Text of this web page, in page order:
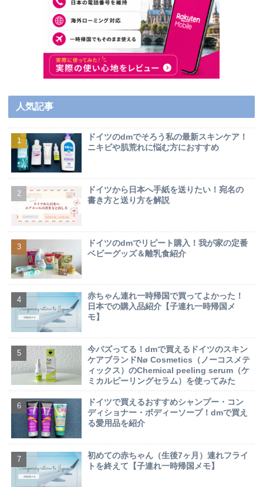
人気記事
ドイツのdmでそろう私の最新スキンケア！
ニキビや肌荒れに悩む方におすすめ
ドイツから日本へ手紙を送りたい！宛名の
書き方と送り方を解説
ドイツのdmでリピート購入！我が家の定番
ベビーグッズ＆離乳食紹介
赤ちゃん連れ一時帰国で買ってよかった！
日本での購入品紹介【子連れ一時帰国メ
モ】
今バズってる！dmで買えるドイツのスキン
ケアブランドNø Cosmetics（ノーコスメテ
ィックス）のChemical peeling serum（ケ
ミカルピーリングセラム）を使ってみた
ドイツで買えるおすすめシャンプー・コン
ディショナー・ボディーソープ！dmで買え
る愛用品を紹介
初めての赤ちゃん（生後7ヶ月）連れフライ
トを終えて【子連れ一時帰国メモ】